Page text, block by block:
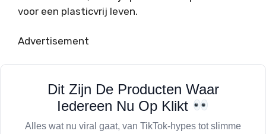
voor een plasticvrij leven.
Advertisement
Dit Zijn De Producten Waar
Iedereen Nu Op Klikt
Alles wat nu viral gaat, van TikTok-hypes tot slimme